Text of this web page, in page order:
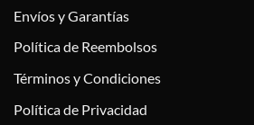
Envíos y Garantías
Política de Reembolsos
Términos y Condiciones
Política de Privacidad